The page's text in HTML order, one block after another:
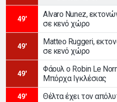
49'
Alvaro Nunez,
σε κενό χώρο
49'
Matteo Ruggeri,
σε κενό χώρο
49'
Φάουλ ο Robin Le
Μπόρχα Ιγκλέσιας
49' Θέλτα έχει τον